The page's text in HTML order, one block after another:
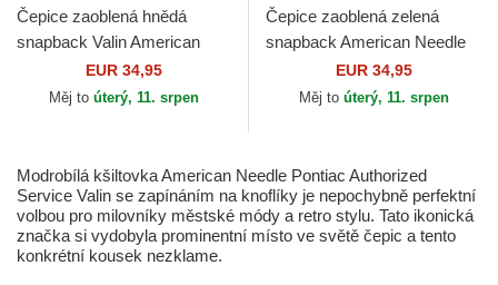
Čepice zaoblená hnědá
snapback Valin American
EUR 34,95
Měj to úterý, 11. srpen
Čepice zaoblená zelená
snapback American Needle
EUR 34,95
Měj to úterý, 11. srpen
Modrobílá kšiltovka American Needle Pontiac Authorized
Service Valin se zapínáním na knoflíky je nepochybně perfektní
volbou pro milovníky městské módy a retro stylu. Tato ikonická
značka si vydobyla prominentní místo ve světě čepic a tento
konkrétní kousek nezklame.